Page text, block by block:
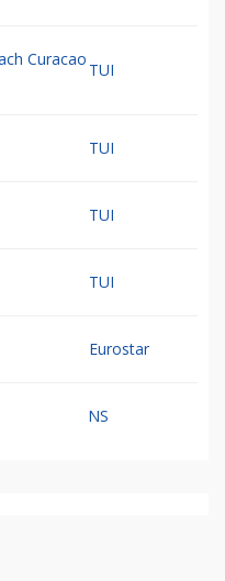
Curacao
TUI
TUI
TUI
TUI
Eurostar
NS